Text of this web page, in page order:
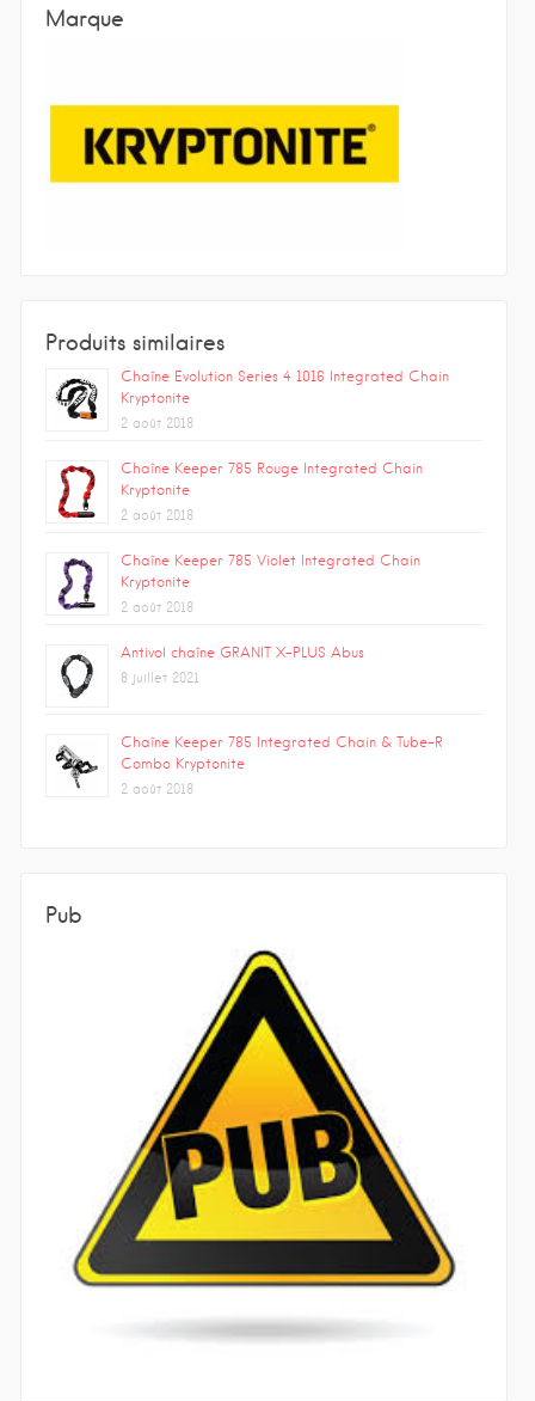
Marque
Produits similaires
Chaîne Evolution Series 4 1016 Integrated Chain
Kryptonite
2 août 2018
Chaîne Keeper 785 Rouge Integrated Chain
Kryptonite
2 août 2018
Chaîne Keeper 785 Violet Integrated Chain
Kryptonite
2 août 2018
Antivol chaîne GRANIT X-PLUS Abus
8 juillet 2021
Chaîne Keeper 785 Integrated Chain & Tube-R
Combo Kryptonite
2 août 2018
Pub